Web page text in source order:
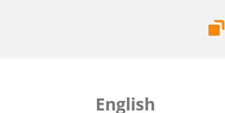
English